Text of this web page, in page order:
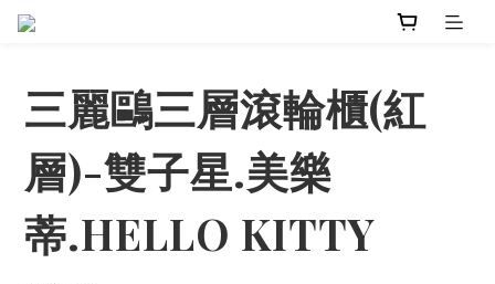
三麗鷗三層滾輪櫃(紅
層)-雙子星.美樂
蒂.HELLO KITTY